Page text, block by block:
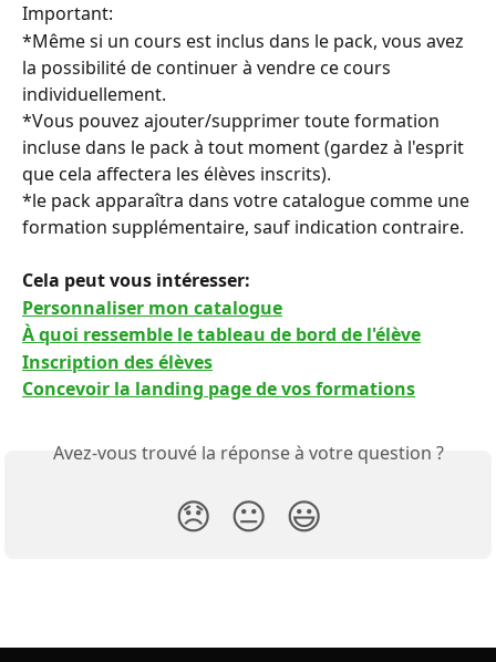
Important:
*Même si un cours est inclus dans le pack, vous avez
la possibilité de continuer à vendre ce cours
individuellement.
*Vous pouvez ajouter/supprimer toute formation
incluse dans le pack à tout moment (gardez à l'esprit
que cela affectera les élèves inscrits).
*le pack apparaîtra dans votre catalogue comme une
formation supplémentaire, sauf indication contraire.
Cela peut vous intéresser:
Personnaliser mon catalogue
À quoi ressemble le tableau de bord de l'élève
Inscription des élèves
Concevoir la landing page de vos formations
Avez-vous trouvé la réponse à votre question ?
😞 😐 😃